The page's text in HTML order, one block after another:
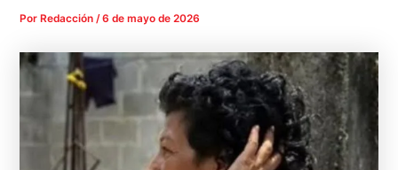
Por Redacción/6 de mayo de 2026